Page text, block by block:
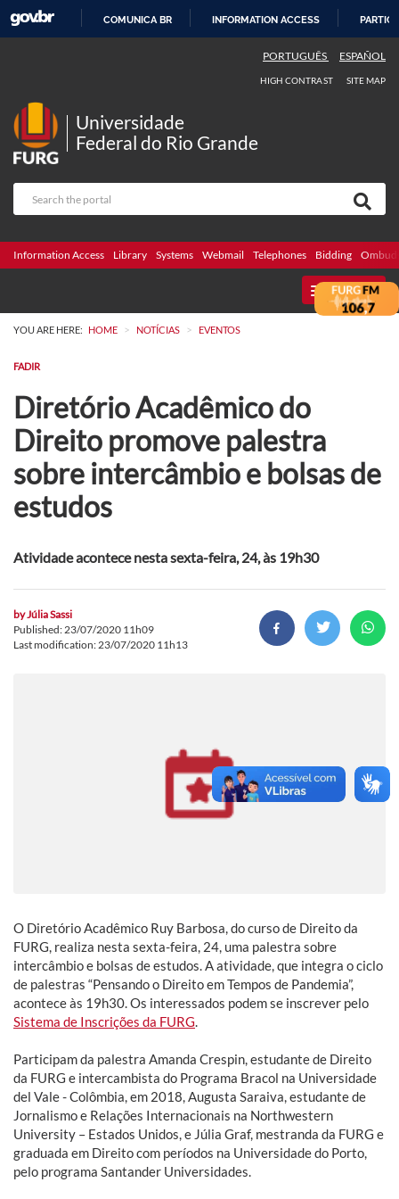
COMUNICA BR INFORMATION ACCESS
PORTUGUÊS ESPAÑOL
HIGH CONTRAST SITE MAP
Universidade
Federal do Rio Grande
Information Access Library Systems Webmail Telephones Bidding
MENU
YOU ARE HERE: HOME > NOTÍCIAS > EVENTOS
FADIR
Diretório Acadêmico do
Direito promove palestra
sobre intercâmbio e bolsas de
estudos
Atividade acontece nesta sexta-feira, 24, às 19h30
byJúlia Sassi
Published: 23/07/2020 11h09
Last modification: 23/07/2020 11h13
O Diretório Acadêmico Ruy Barbosa, do curso de Direito da
FURG, realiza nesta sexta-feira, 24, uma palestra sobre
intercâmbio e bolsas de estudos. A atividade, que integra o ciclo
de palestras “Pensando o Direito em Tempos de Pandemia”,
acontece às 19h30. Os interessados podem se inscrever pelo
Sistema de Inscrições da FURG.
Participam da palestra Amanda Crespin, estudante de Direito
da FURG e intercambista do Programa Bracol na Universidade
del Vale - Colômbia, em 2018, Augusta Saraiva, estudante de
Jornalismo e Relações Internacionais na Northwestern
University – Estados Unidos, e Júlia Graf, mestranda da FURG e
graduada em Direito com períodos na Universidade do Porto,
pelo programa Santander Universidades.